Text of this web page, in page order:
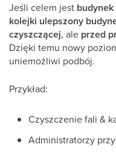
Jeśli celem jest
kolejki ulepszony
czyszczącej, ale przed
Dzięki temu nowy
uniemożliwi podbój.
Przykład:
Czyszczenie fali &
Administratorzy